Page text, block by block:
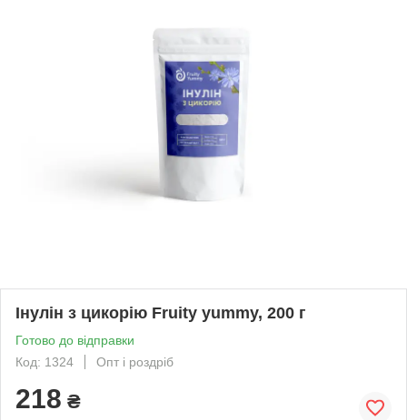
Інулін з цикорію Fruity yummy, 200 г
Готово до відправки
Код: 1324
Опт і роздріб
218 ₴